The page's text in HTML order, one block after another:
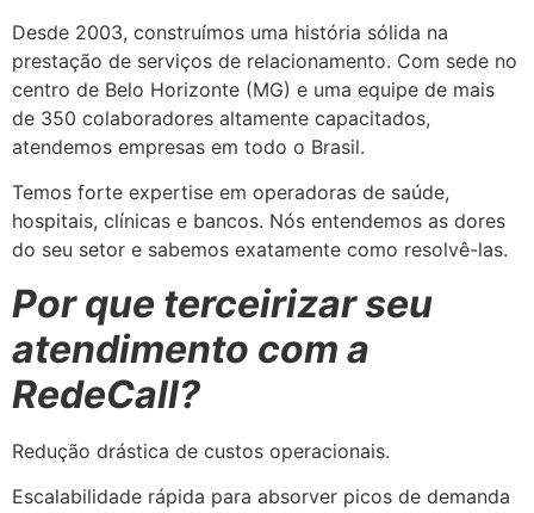
Desde 2003, construímos uma história sólida na
prestação de serviços de relacionamento. Com sede no
centro de Belo Horizonte (MG) e uma equipe de mais
de 350 colaboradores altamente capacitados,
atendemos empresas em todo o Brasil.
Temos forte expertise em operadoras de saúde,
hospitais, clínicas e bancos. Nós entendemos as dores
do seu setor e sabemos exatamente como resolvê-las.
Por que terceirizar seu
atendimento com a
RedeCall?
Redução drástica de custos operacionais.
Escalabilidade rápida para absorver picos de demanda